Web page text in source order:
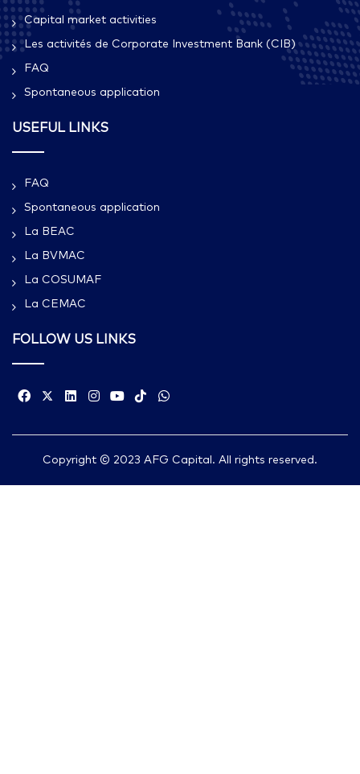
Capital market activities
Les activités de Corporate Investment Bank (CIB)
FAQ
Spontaneous application
USEFUL LINKS
FAQ
Spontaneous application
La BEAC
La BVMAC
La COSUMAF
La CEMAC
FOLLOW US LINKS
Copyright © 2023 AFG Capital. All rights reserved.